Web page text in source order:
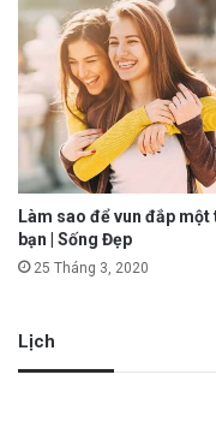
Làm sao để vun đắp một
bạn | Sống Đẹp
25 Tháng 3, 2020
Lịch